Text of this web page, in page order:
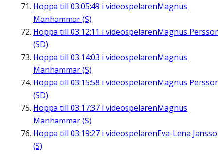
Hoppa till 03:05:49 i videospelarenMagnus
Manhammar (S)
Hoppa till 03:12:11 i videospelarenMagnus
(SD)
Hoppa till 03:14:03 i videospelarenMagnus
Manhammar (S)
Hoppa till 03:15:58 i videospelarenMagnus
(SD)
Hoppa till 03:17:37 i videospelarenMagnus
Manhammar (S)
Hoppa till 03:19:27 i videospelarenEva-Lena
(S)